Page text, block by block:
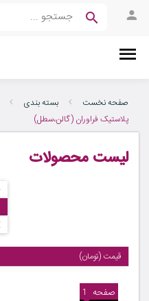
صفحه نخست بسته بندی
پلاستیک فراوران (گالن،سطل)
لیست محصولات
قیمت (تومان)
صفحه 1